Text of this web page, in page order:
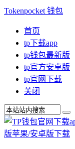
Tokenpocket 钱包
首页
tp下载app
tp钱包最新版
tp官方安卓版
tp官网下载
关闭